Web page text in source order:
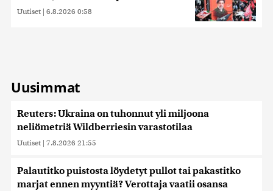
Uutiset | 6.8.2026 0:58
Uusimmat
Reuters: Ukraina on tuhonnut yli miljoona
neliömetriä Wildberriesin varastotilaa
Uutiset | 7.8.2026 21:55
Palautitko puistosta löydetyt pullot tai pakastitko
marjat ennen myyntiä? Verottaja vaatii osansa